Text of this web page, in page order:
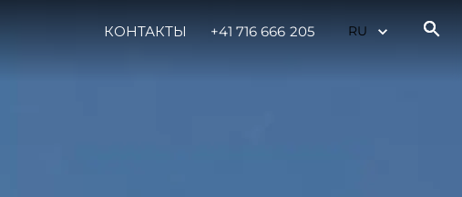
КОНТАКТЫ +41 716 666 205